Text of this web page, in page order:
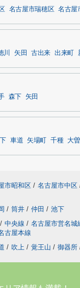
名古屋市瑞穂区 名古屋
川 矢田 古出来 出来町
森下 矢田
車道 矢場町 千種 大
市昭和区 / 名古屋市中区
/ 筒井 / 仲田 / 池下
/ 中央線 / 名古屋市営名城
古屋本線
/ 吹上 / 覚王山 / 御器所